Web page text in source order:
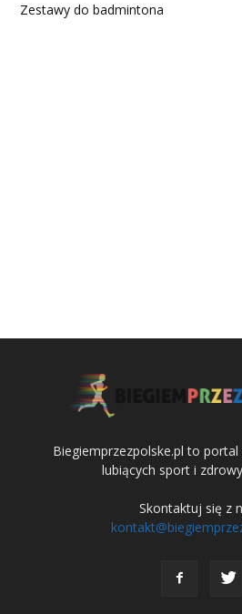
Zestawy do badmintona
Biegiemprzezpolske.pl to
lubiących sport i
Skontaktuj się z